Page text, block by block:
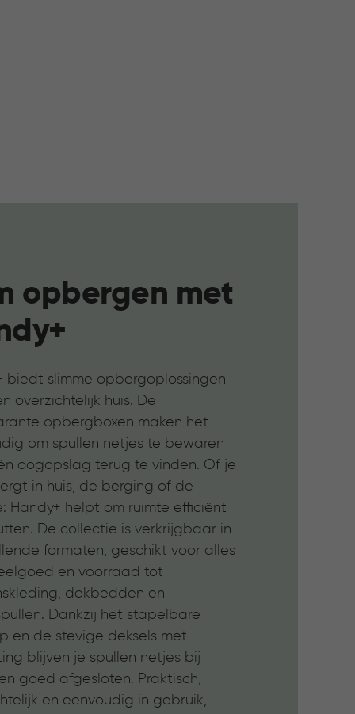
opbergen met
biedt slimme opbergoplossingen
overzichtelijk huis. De
opbergboxen maken het
om spullen netjes te bewaren
oogopslag terug te vinden. Of je
in huis, de berging of de
Handy+ helpt om ruimte efficiënt
De collectie is verkrijgbaar in
formaten, geschikt voor alles
en voorraad tot
dekbedden en
Dankzij het stapelbare
en de stevige deksels met
blijven je spullen netjes bij
goed afgesloten. Praktisch,
en eenvoudig in gebruik,